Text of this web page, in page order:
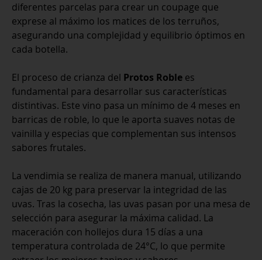
diferentes parcelas para crear un coupage que
exprese al máximo los matices de los terruños,
asegurando una complejidad y equilibrio óptimos en
cada botella.
El proceso de crianza del Protos Roble es
fundamental para desarrollar sus características
distintivas. Este vino pasa un mínimo de 4 meses en
barricas de roble, lo que le aporta suaves notas de
vainilla y especias que complementan sus intensos
sabores frutales.
La vendimia se realiza de manera manual, utilizando
cajas de 20 kg para preservar la integridad de las
uvas. Tras la cosecha, las uvas pasan por una mesa de
selección para asegurar la máxima calidad. La
maceración con hollejos dura 15 días a una
temperatura controlada de 24°C, lo que permite